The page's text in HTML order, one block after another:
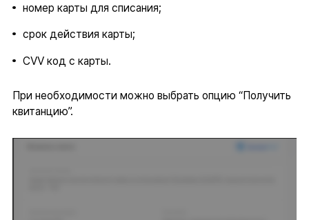
номер карты для списания;
срок действия карты;
CVV код с карты.
При необходимости можно выбрать опцию “Получить
квитанцию”.